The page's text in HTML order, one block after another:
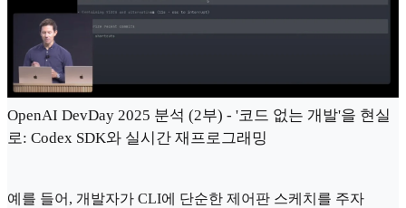
OpenAI DevDay 2025 분석 (2부) - '코드 없는 개발'을 현실
로: Codex SDK와 실시간 재프로그래밍
예를 들어, 개발자가 CLI에 단순한 제어판 스케치를 주자